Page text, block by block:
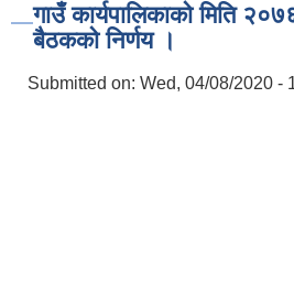
गाउँ कार्यपालिकाको मिति
बैठकको निर्णय ।
Submitted on: Wed, 04/08/2020 -